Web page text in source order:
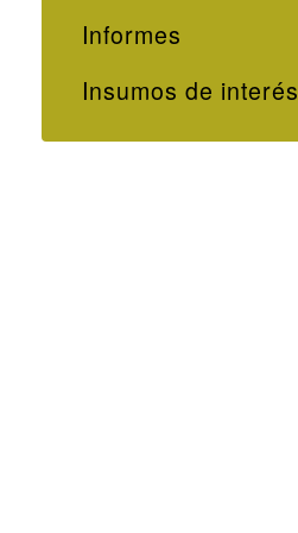
Informes
Insumos de interés